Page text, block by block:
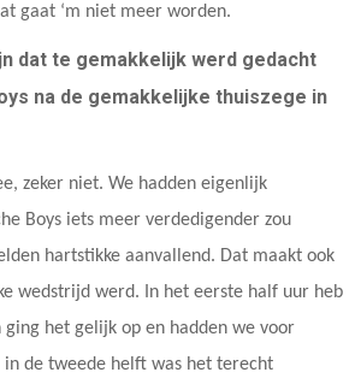
gaat ‘m niet meer worden.
dat te gemakkelijk werd gedacht
na de gemakkelijke thuiszege in
zeker niet. We hadden eigenlijk
Boys iets meer verdedigender zou
hartstikke aanvallend. Dat maakt ook
wedstrijd werd. In het eerste half uur heb
ging het gelijk op en hadden we voor
de tweede helft was het terecht